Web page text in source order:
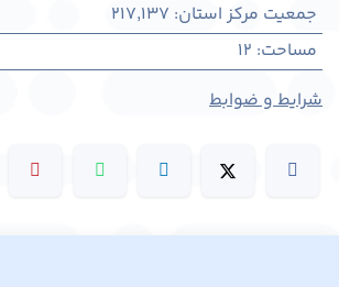
جمعیت مرکز استان:
217,137
مساحت:
12
شرایط و ضوابط